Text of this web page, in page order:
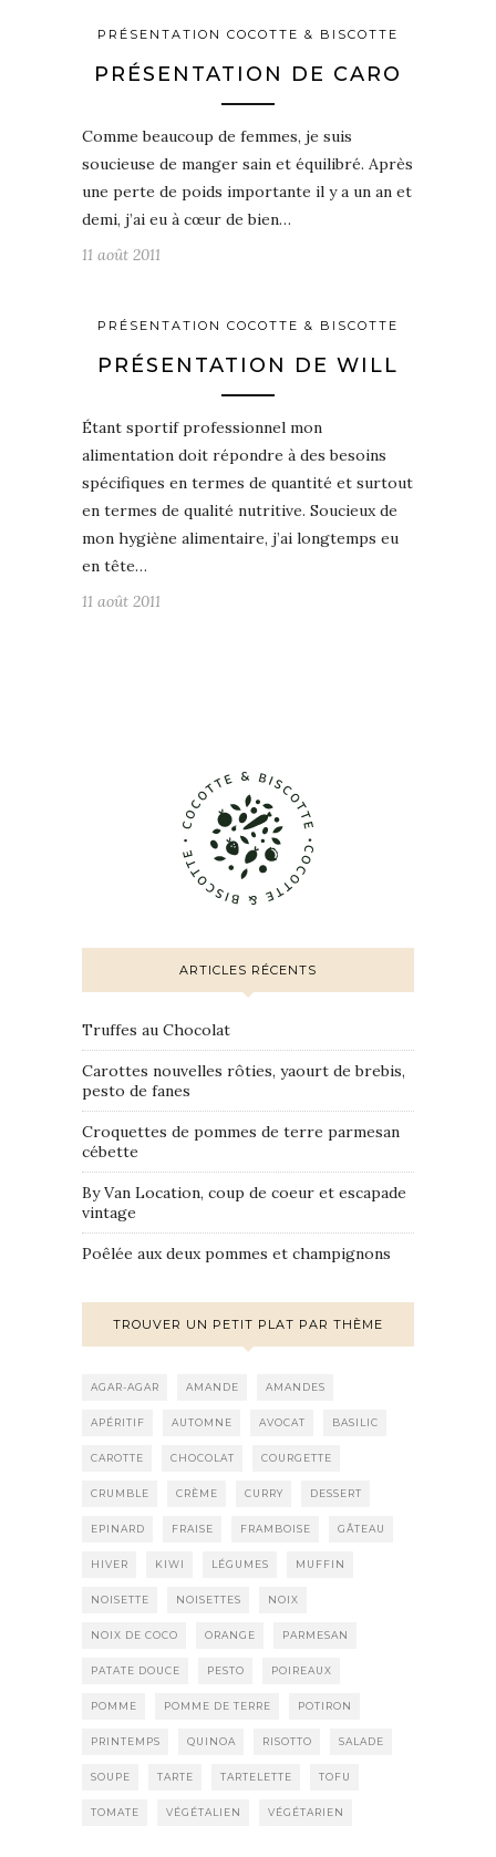
PRÉSENTATION COCOTTE & BISCOTTE
PRÉSENTATION DE CARO
Comme beaucoup de femmes, je suis
soucieuse de manger sain et équilibré. Après
une perte de poids importante il y a un an et
demi, j’ai eu à cœur de bien…
11 août 2011
PRÉSENTATION COCOTTE & BISCOTTE
PRÉSENTATION DE WILL
Étant sportif professionnel mon
alimentation doit répondre à des besoins
spécifiques en termes de quantité et surtout
en termes de qualité nutritive. Soucieux de
mon hygiène alimentaire, j’ai longtemps eu
en tête…
11 août 2011
ARTICLES RÉCENTS
Truffes au Chocolat
Carottes nouvelles rôties, yaourt de brebis,
pesto de fanes
Croquettes de pommes de terre parmesan
cébette
By Van Location, coup de coeur et escapade
vintage
Poêlée aux deux pommes et champignons
TROUVER UN PETIT PLAT PAR THÈME
AGAR-AGAR AMANDE AMANDES
APÉRITIF AUTOMNE AVOCAT BASILIC
CAROTTE CHOCOLAT COURGETTE
CRUMBLE CRÈME CURRY DESSERT
EPINARD FRAISE FRAMBOISE GÂTEAU
HIVER KIWI LÉGUMES MUFFIN
NOISETTE NOISETTES NOIX
NOIX DE COCO ORANGE PARMESAN
PATATE DOUCE PESTO POIREAUX
POMME POMME DE TERRE POTIRON
PRINTEMPS QUINOA RISOTTO SALADE
SOUPE TARTE TARTELETTE TOFU
TOMATE VÉGÉTALIEN VÉGÉTARIEN